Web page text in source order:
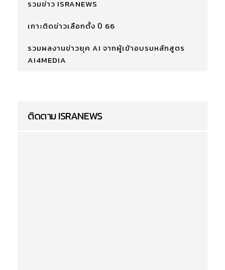
รวมข่าว ISRANEWS
เกาะติดข่าวเลือกตั้ง ปี 66
รวมผลงานข่าวยุค AI จากผู้เข้าอบรมหลักสูตร
AI4MEDIA
ติดตาม ISRANEWS